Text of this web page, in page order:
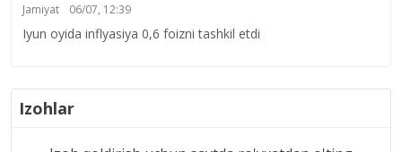
Jamiyat 06/07, 12:39
Iyun oyida inflyasiya 0,6 foizni tashkil etdi
Izohlar